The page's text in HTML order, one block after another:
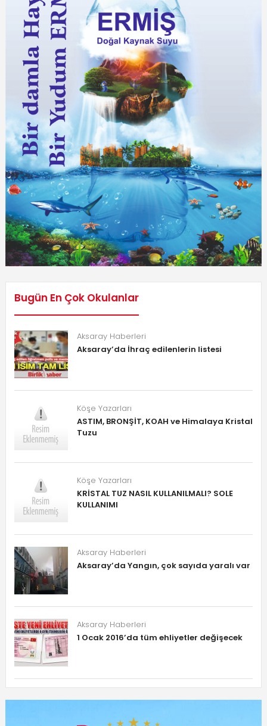
Bugün En Çok Okulanlar
Aksaray Haberleri
Aksaray’da İhraç edilenlerin listesi
Köşe Yazarları
ASTIM, BRONŞİT, KOAH ve Himalaya Kristal
Tuzu
Köşe Yazarları
KRİSTAL TUZ NASIL KULLANILMALI? SOLE
KULLANIMI
Aksaray Haberleri
Aksaray’da Yangın, çok sayıda yaralı var
Aksaray Haberleri
1 Ocak 2016’da tüm ehliyetler değişecek